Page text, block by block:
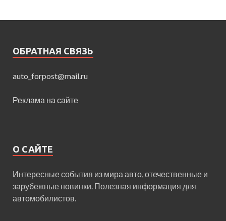
ОБРАТНАЯ СВЯЗЬ
auto_forpost@mail.ru
Реклама на сайте
О САЙТЕ
Интересные события из мира авто, отечественные и
зарубежные новинки. Полезная информация для
автомобилистов.